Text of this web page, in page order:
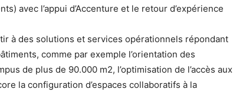
avec l’appui d’Accenture et le retour d’expérience
à des solutions et services opérationnels répondant
comme par exemple l’orientation des
de plus de 90.000 m2, l’optimisation de l’accès aux
la configuration d’espaces collaboratifs à la